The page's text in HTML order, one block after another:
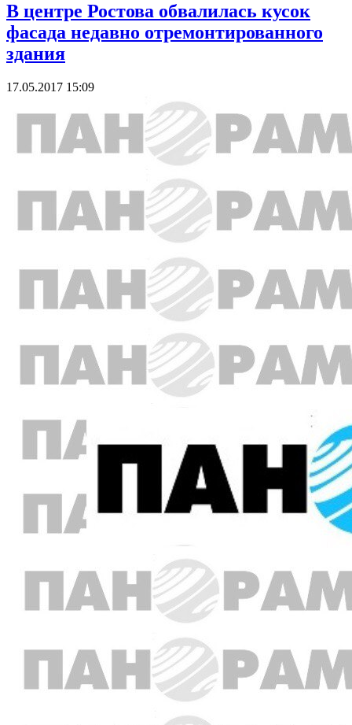
В центре Ростова обвалилась кусок
фасада недавно отремонтированного
здания
17.05.2017 15:09